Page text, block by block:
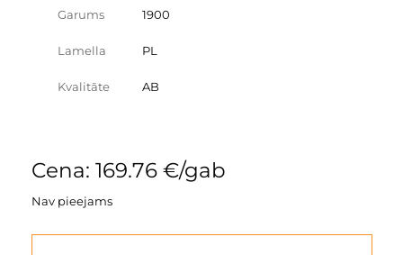
Garums 1900
Lamella PL
Kvalitāte AB
Cena: 169.76 €/gab
Nav pieejams